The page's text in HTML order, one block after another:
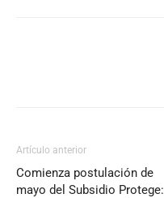
Artículo anterior
Comienza postulación de
mayo del Subsidio Protege: